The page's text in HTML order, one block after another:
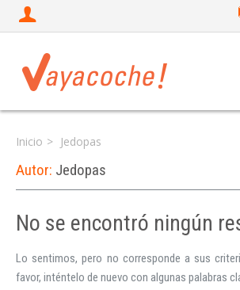
Iniciar sesión
Inicio Jedopas
Autor: Jedopas
No se encontró ningún
Lo sentimos, pero no corresponde a sus
favor, inténtelo de nuevo con algunas palabras